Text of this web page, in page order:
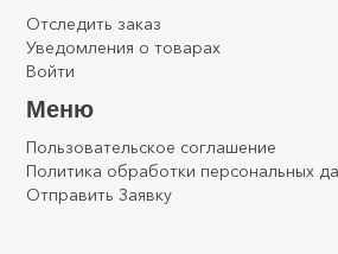
Отследить заказ
Уведомления о товарах
Войти
Меню
Пользовательское соглашение
Политика обработки персональных
Отправить Заявку